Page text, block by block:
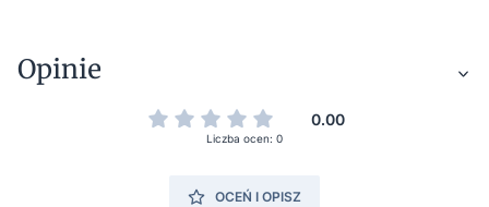
Opinie
0.00
Liczba ocen: 0
OCEŃ I OPISZ